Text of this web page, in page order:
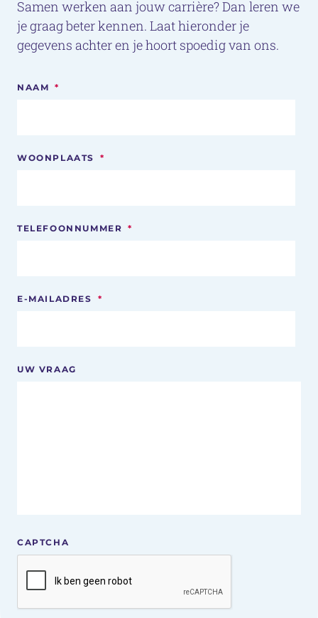
Samen werken aan jouw carrière? Dan leren we
je graag beter kennen. Laat hieronder je
gegevens achter en je hoort spoedig van ons.
NAAM *
WOONPLAATS *
TELEFOONNUMMER *
E-MAILADRES *
UW VRAAG
CAPTCHA